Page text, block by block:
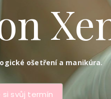
ošetření a manikúra.
svůj termín